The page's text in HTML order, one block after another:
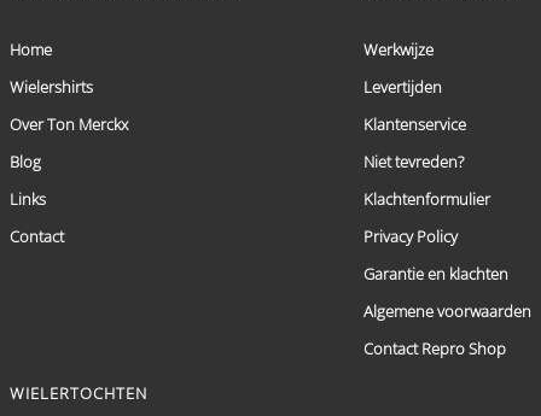
Home
Wielershirts
Over Ton Merckx
Blog
Links
Contact
Werkwijze
Levertijden
Klantenservice
Niet tevreden?
Klachtenformulier
Privacy Policy
Garantie en klachten
Algemene voorwaarden
Contact Repro Shop
WIELERTOCHTEN